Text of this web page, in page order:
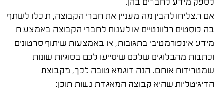
אם תצליחו להבין מה מעניין את חברי הקבוצה, תוכלו לשתף
בה פוסטים רלוונטיים או לענות לחברי הקבוצה באמצעות
מידע אינפורמטיבי בתגובות, או באמצעות שיתוף סרטונים
וכתבות מהבלוגים שלכם שיסייעו לכם בסוגיות שונות
שמטרידות אותם. הנה דוגמא טובה לכך, מקבוצת
הדיגיטליות שהיא קבוצה המאגדת נשות תוכן: